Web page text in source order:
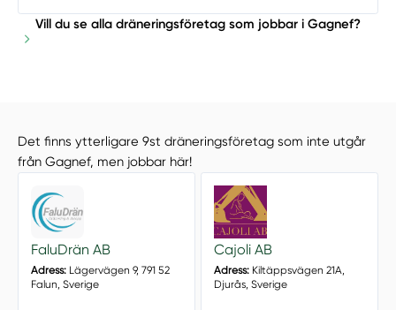
Vill du se alla dräneringsföretag som jobbar i Gagnef?
Det finns ytterligare 9st dräneringsföretag som inte utgår
från Gagnef, men jobbar här!
FaluDrän AB
Adress:Lägervägen 9, 791 52
Falun, Sverige
Cajoli AB
Adress:Kiltäppsvägen 21A,
Djurås, Sverige